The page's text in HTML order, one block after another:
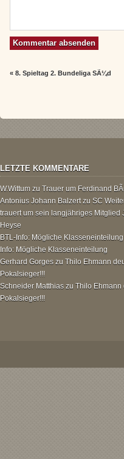
«8. Spieltag 2. Bundeliga SÃ¼d
LETZTE KOMMENTARE
W.Wittum zu Trauer um Ferdinand
Antonius Johann Balzertzu SC
trauert um sein langjähriges Mitglied
Heyse
BTL-Info: Mögliche Klasseneinteilung
Info: Mögliche Klasseneinteilung
Gerhard Gorges zu Thilo Ehmann
Pokalsieger!!!
Schneider Matthias zu Thilo Ehmann
Pokalsieger!!!